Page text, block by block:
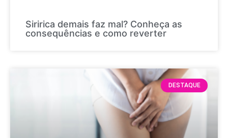
Siririca demais faz mal? Conheça as
consequências e como reverter
DESTAQUE